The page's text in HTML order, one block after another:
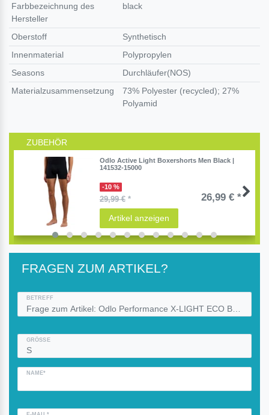
Farbbezeichnung des
Hersteller
black
Oberstoff
Synthetisch
Innenmaterial
Polypropylen
Seasons
Durchläufer(NOS)
Materialzusammensetzung
73% Polyester (recycled); 27%
Polyamid
ZUBEHÖR
Odlo Active Light Boxershorts Men Black |
141532-15000
-10 %
29,99 €* 26,99 € *
Artikel anzeigen
FRAGEN ZUM ARTIKEL?
BETREFF
GRÖSSE
NAME*